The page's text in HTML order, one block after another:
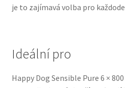
Purizon pro psy — Vysoký
je to zajímavá volba pro
Ideální pro
Happy Dog Sensible Pure 6 ×